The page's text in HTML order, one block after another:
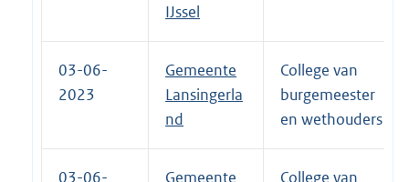
IJssel
03-06-
2023
Gemeente
Lansingerla
nd
College van
burgemeester
en wethouders
03-06-
Gemeente
College van